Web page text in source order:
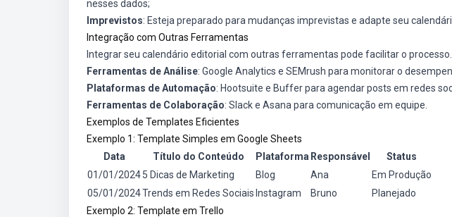
nesses dados;
Imprevistos: Esteja preparado para mudanças imprevistas e adapte seu
Integração com Outras Ferramentas
Integrar seu calendário editorial com outras ferramentas pode facilitar o
Ferramentas de Análise: Google Analytics e SEMrush para monitorar o
Plataformas de Automação: Hootsuite e Buffer para agendar posts em redes
Ferramentas de Colaboração: Slack e Asana para comunicação em equipe.
Exemplos de Templates Eficientes
Exemplo 1: Template Simples em Google Sheets
Data
Título do Conteúdo Plataforma Responsável
Status
01/01/20245 Dicas de Marketing Blog Ana
Em Produção
05/01/2024Trends em Redes SociaisInstagram Bruno
Planejado
Exemplo 2: Template em Trello